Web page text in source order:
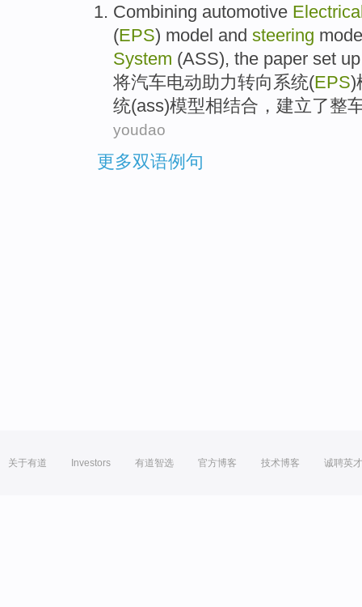
Combining automotive
(EPS) model and steering
System (ASS), the paper set up
将汽车电动助力转向 系统(EPS)
统(ass)模型相结合， 建立了整
youdao
更多双语例句
关于有道 Investors 有道智选 官方博客 技术博客 诚聘英才